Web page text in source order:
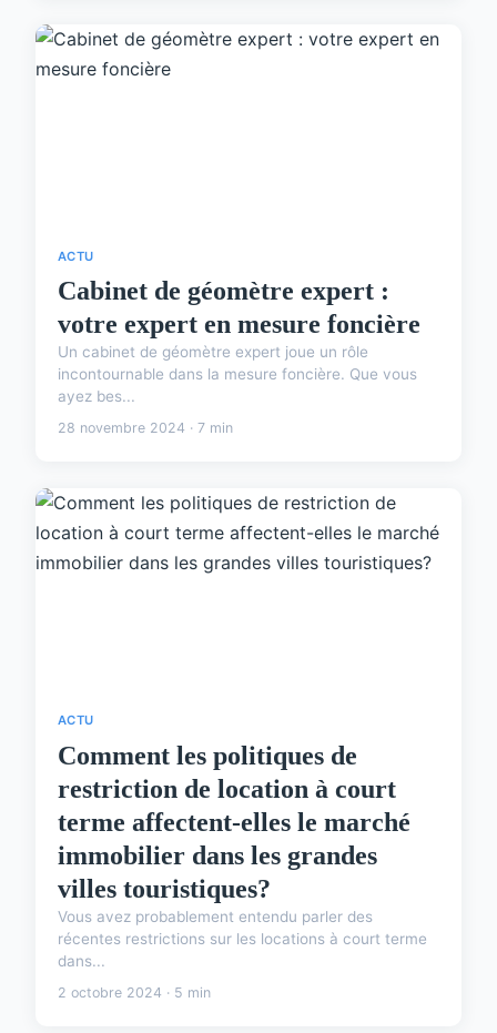
ACTU
Cabinet de géomètre expert :
votre expert en mesure foncière
Un cabinet de géomètre expert joue un rôle
incontournable dans la mesure foncière. Que vous
ayez bes...
28 novembre 2024 · 7 min
ACTU
Comment les politiques de
restriction de location à court
terme affectent-elles le marché
immobilier dans les grandes
villes touristiques?
Vous avez probablement entendu parler des
récentes restrictions sur les locations à court terme
dans...
2 octobre 2024 · 5 min